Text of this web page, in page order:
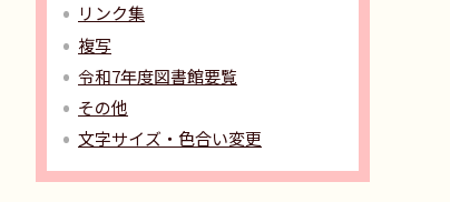
リンク集
複写
令和7年度図書館要覧
その他
文字サイズ・色合い変更